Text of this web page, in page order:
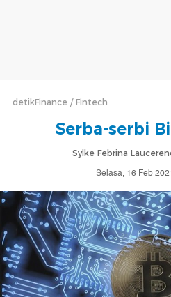
detikFinance Fintech
Serba-serbi
Sylke Febrina
Selasa, 16 Feb